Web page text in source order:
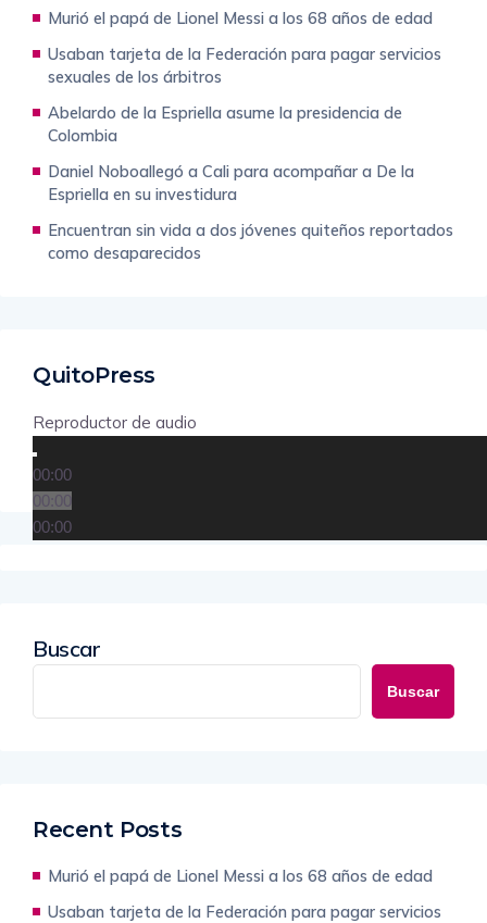
Murió el papá de Lionel Messi a los 68 años de edad
Usaban tarjeta de la Federación para pagar servicios
sexuales de los árbitros
Abelardo de la Espriella asume la presidencia de
Colombia
Daniel Noboallegó a Cali para acompañar a De la
Espriella en su investidura
Encuentran sin vida a dos jóvenes quiteños reportados
como desaparecidos
QuitoPress
Reproductor de audio
00:00
00:00
00:00
Buscar
Buscar
Recent Posts
Murió el papá de Lionel Messi a los 68 años de edad
Usaban tarjeta de la Federación para pagar servicios